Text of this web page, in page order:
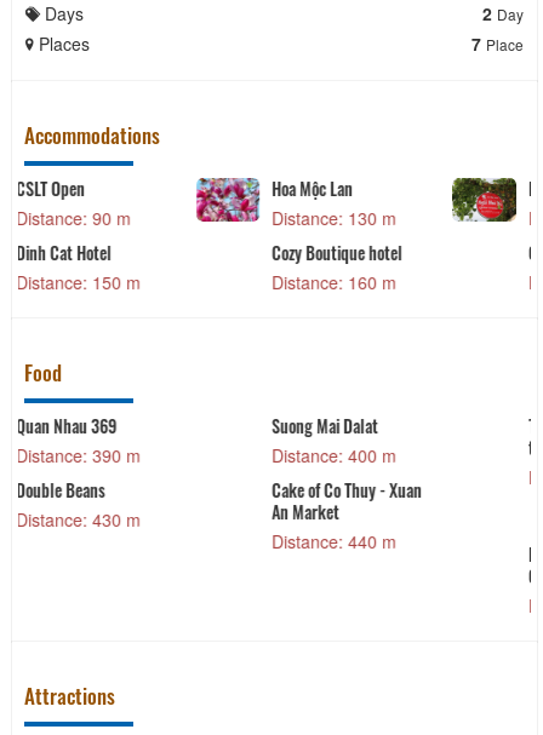
Days
2 Day
Places 7 Place
Accommodations
Distance: 160 m
CSLT MD House
Distance: 170 m
CSLT Gia Dinh Home
Distance: 180 m
131 Dalat
Distance: 190 m
Food
TORII- Nhà hàng hấp
thủy nhiệt
Hot Pot
Distance: 440 m
Tao Ngo
Attractions